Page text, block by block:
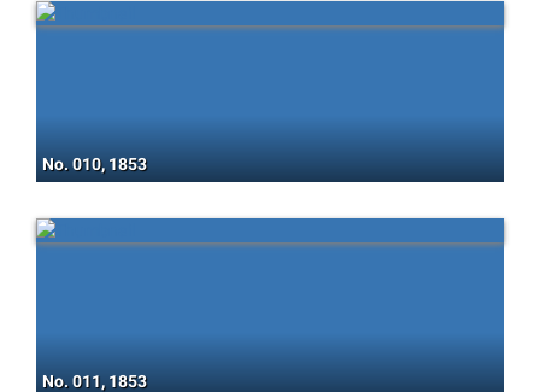
No. 010, 1853
No. 011, 1853